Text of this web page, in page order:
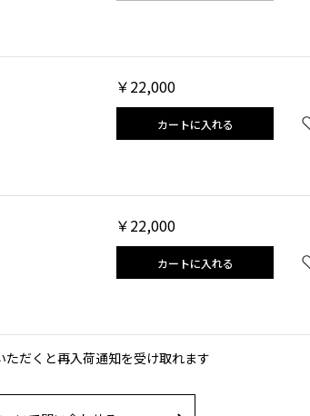
￥22,000
カートに入れる
￥22,000
カートに入れる
ただくと再入荷通知を受け取れます